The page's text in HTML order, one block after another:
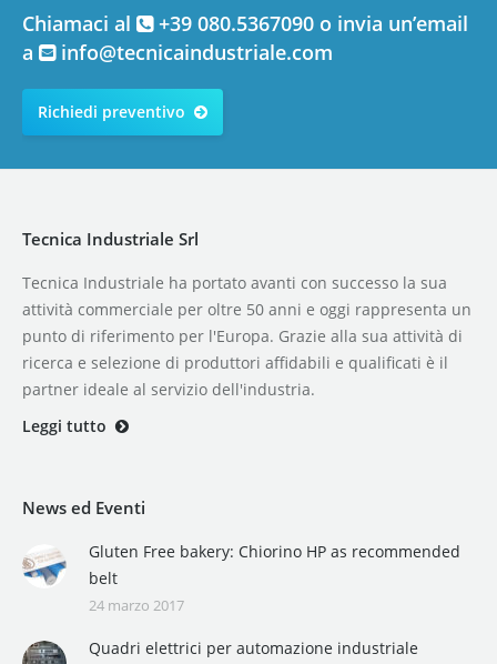
Chiamaci al
+39 080.5367090 o invia un’email
a
info@tecnicaindustriale.com
Richiedi preventivo
Tecnica Industriale Srl
Tecnica Industriale ha portato avanti con successo la sua
attività commerciale per oltre 50 anni e oggi rappresenta un
punto di riferimento per l'Europa. Grazie alla sua attività di
ricerca e selezione di produttori affidabili e qualificati è il
partner ideale al servizio dell'industria.
Leggi tutto
News ed Eventi
Gluten Free bakery: Chiorino HP as recommended
belt
24 marzo 2017
Quadri elettrici per automazione industriale